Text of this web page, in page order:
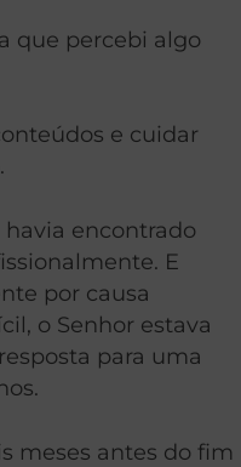
que percebi algo
e cuidar
encontrado
E
por causa
o Senhor estava
para uma
meses antes do fim